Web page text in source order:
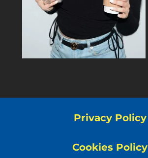
Privacy Policy
Cookies Policy